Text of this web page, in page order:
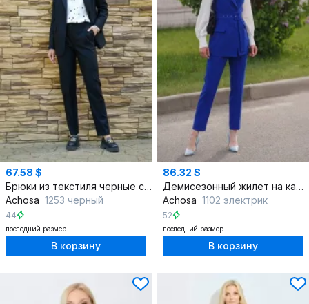
67.58 $
Брюки из текстиля черные с классической посадкой
Achosa 1253 черный
44
последний размер
В корзину
86.32 $
Демисезонный жилет на каждый день синий текстиль
Achosa 1102 электрик
52
последний размер
В корзину